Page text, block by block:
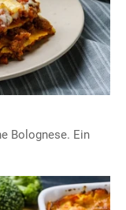
Bolognese. Ein